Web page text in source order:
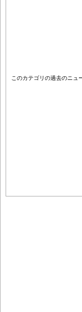
このカテゴリの過去のニュ